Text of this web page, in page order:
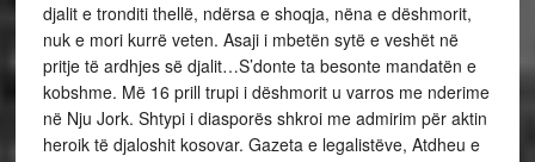
djalit e tronditi thellë, ndërsa e shoqja, nëna e dëshmorit,
nuk e mori kurrë veten. Asaji i mbetën sytë e veshët në
pritje të ardhjes së djalit…S’donte ta besonte mandatën e
kobshme. Më 16 prill trupi i dëshmorit u varros me nderime
në Nju Jork. Shtypi i diasporës shkroi me admirim për aktin
heroik të djaloshit kosovar. Gazeta e legalistëve, Atdheu e